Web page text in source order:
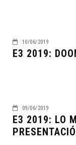
10/06/2019
E3 2019:
09/06/2019
E3 2019: LO